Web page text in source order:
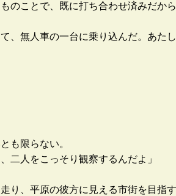
ことで、既に打ち合わせ済みだか
無人車の一台に乗り込んだ。あた
も限らない。
二人をこっそり観察するんだよ」
、平原の彼方に見える市街を目指す